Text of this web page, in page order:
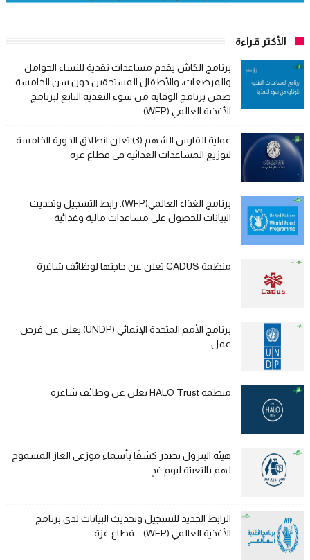
الأكثر قراءة
برنامج الكاش يقدم مساعدات نقدية للنساء الحوامل
والمرضعات، والأطفال المستحقين دون سن الخامسة
ضمن برنامج الوقاية من سوء التغذية التابع لبرنامج
الأغذية العالمي (WFP)
عملية الفارس الشهم (3) تعلن انطلاق الدورة الخامسة
لتوزيع المساعدات الغذائية في قطاع غزة
برنامج الغذاء العالمي(WFP): رابط التسجيل وتحديث
البيانات للحصول على مساعدات مالية وغذائية
منظمة CADUS تعلن عن حاجتها لوظائف شاغرة
برنامج الأمم المتحدة الإنمائي (UNDP) يعلن عن فرص
عمل
منظمة HALO Trust تعلن عن وظائف شاغرة
هيئة البترول تصدر كشفًا بأسماء موزعي الغاز المسموح
لهم بالتعبئة ليوم غدٍ
الرابط الجديد للتسجيل وتحديث البيانات لدى برنامج
الأغذية العالمي (WFP) – قطاع غزة